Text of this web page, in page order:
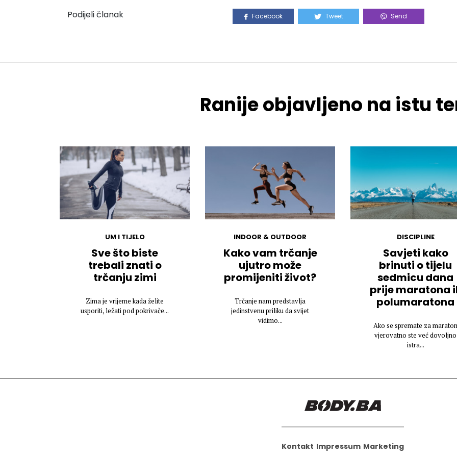
Podijeli članak Facebook Tweet Send
Ranije objavljeno na istu
UM I TIJELO
Sve što biste
trebali znati o
trčanju zimi
Zima je vrijeme kada želite
usporiti, ležati pod pokrivače...
INDOOR & OUTDOOR
Kako vam trčanje
ujutro može
promijeniti život?
Trčanje nam predstavlja
jedinstvenu priliku da svijet
vidimo...
DISCIPLINE
Savjeti kako
brinuti o tijelu
sedmicu dana
prije maratona
polumaratona
Ako se spremate za maraton
vjerovatno ste već dovoljno
istra...
Kontakt Impressum Marketing